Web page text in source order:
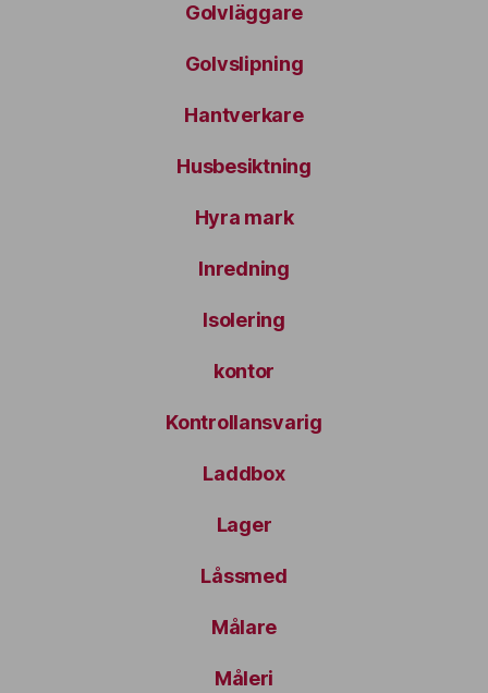
Golvläggare
Golvslipning
Hantverkare
Husbesiktning
Hyra mark
Inredning
Isolering
kontor
Kontrollansvarig
Laddbox
Lager
Låssmed
Målare
Måleri